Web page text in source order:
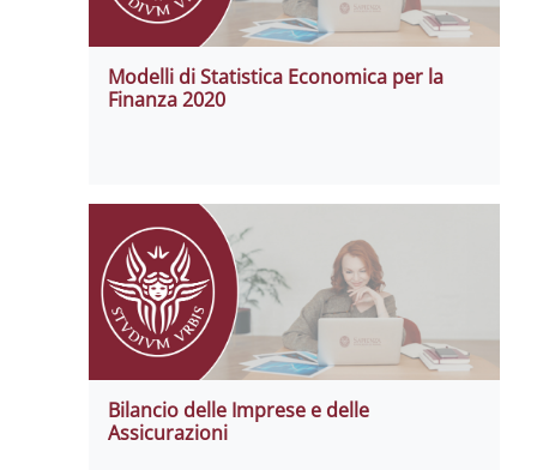
Modelli di Statistica Economica per la
Finanza 2020
Bilancio delle Imprese e delle
Assicurazioni